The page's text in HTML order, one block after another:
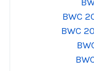
BWC
BWC